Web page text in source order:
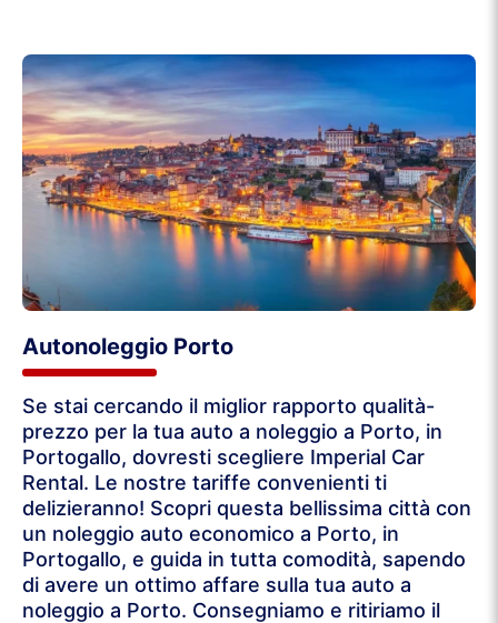
Autonoleggio Porto
Se stai cercando il miglior rapporto qualità-
prezzo per la tua auto a noleggio a Porto, in
Portogallo, dovresti scegliere Imperial Car
Rental. Le nostre tariffe convenienti ti
delizieranno! Scopri questa bellissima città con
un noleggio auto economico a Porto, in
Portogallo, e guida in tutta comodità, sapendo
di avere un ottimo affare sulla tua auto a
noleggio a Porto. Consegniamo e ritiriamo il